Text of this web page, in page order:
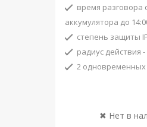
время разговора
аккумулятора до
степень защиты
радиус действия
2